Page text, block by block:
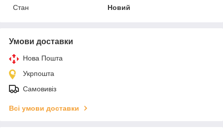
Стан
Новий
Умови доставки
Нова Пошта
Укрпошта
Самовивіз
Всі умови доставки